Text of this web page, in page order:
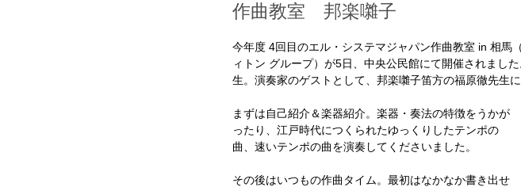
作曲教室 邦楽囃子
今年度 4回目のエル・システマジャパン作曲教室 in 相馬
ィトン グループ）が5日、中央公民館にて開催されまし
生。演奏家のゲストとして、邦楽囃子笛方の福原徹先生
まずは自己紹介＆楽器紹介。楽器・奏法の特徴をうかが
ったり、江戸時代につくられたゆっくりしたテンポの
曲、速いテンポの曲を演奏してくださいました。
その後はいつもの作曲タイム。最初はなかなか書き出せ